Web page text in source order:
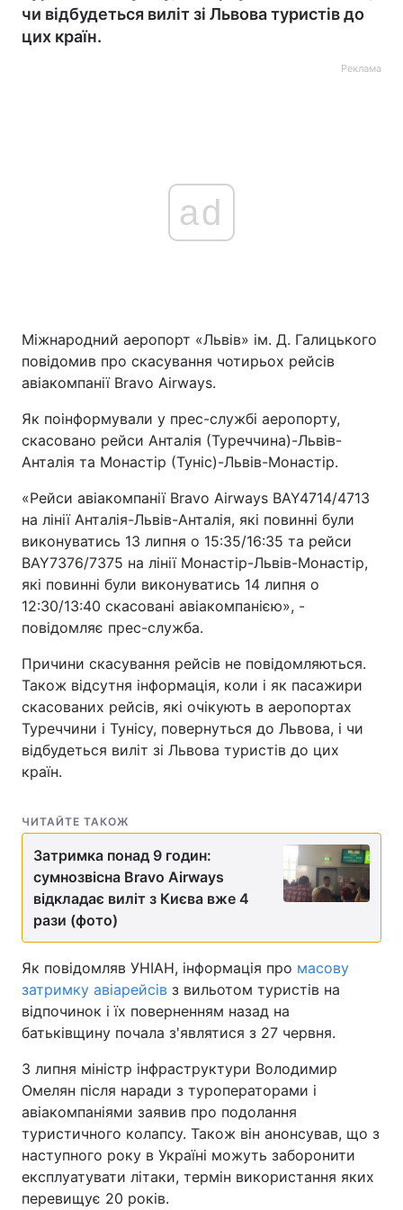
чи відбудеться виліт зі Львова туристів до
цих країн.
Реклама
ad
Міжнародний аеропорт «Львів» ім. Д. Галицького
повідомив про скасування чотирьох рейсів
авіакомпанії Bravo Airways.
Як поінформували у прес-службі аеропорту,
скасовано рейси Анталія (Туреччина)-Львів-
Анталія та Монастір (Туніс)-Львів-Монастір.
«Рейси авіакомпанії Bravo Airways BAY4714/4713
на лінії Анталія-Львів-Анталія, які повинні були
виконуватись 13 липня о 15:35/16:35 та рейси
BAY7376/7375 на лінії Монастір-Львів-Монастір,
які повинні були виконуватись 14 липня о
12:30/13:40 скасовані авіакомпанією», -
повідомляє прес-служба.
Причини скасування рейсів не повідомляються.
Також відсутня інформація, коли і як пасажири
скасованих рейсів, які очікують в аеропортах
Туреччини і Тунісу, повернуться до Львова, і чи
відбудеться виліт зі Львова туристів до цих
країн.
ЧИТАЙТЕ ТАКОЖ
Затримка понад 9 годин:
сумнозвісна Bravo Airways
відкладає виліт з Києва вже 4
рази (фото)
Як повідомляв УНІАН, інформація про масову
затримку авіарейсів з вильотом туристів на
відпочинок і їх поверненням назад на
батьківщину почала з'являтися з 27 червня.
3 липня міністр інфраструктури Володимир
Омелян після наради з туроператорами і
авіакомпаніями заявив про подолання
туристичного колапсу. Також він анонсував, що з
наступного року в Україні можуть заборонити
експлуатувати літаки, термін використання яких
перевищує 20 років.